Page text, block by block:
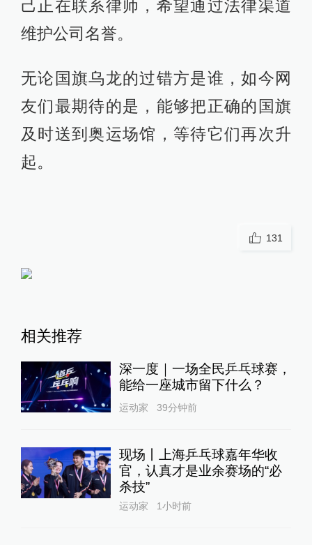
己正在联系律师，希望通过法律渠道
维护公司名誉。
无论国旗乌龙的过错方是谁，如今网
友们最期待的是，能够把正确的国旗
及时送到奥运场馆，等待它们再次升
起。
131
相关推荐
深一度｜一场全民乒乓球赛，
能给一座城市留下什么？
运动家 39分钟前
现场丨上海乒乓球嘉年华收
官，认真才是业余赛场的“必
杀技”
运动家 1小时前